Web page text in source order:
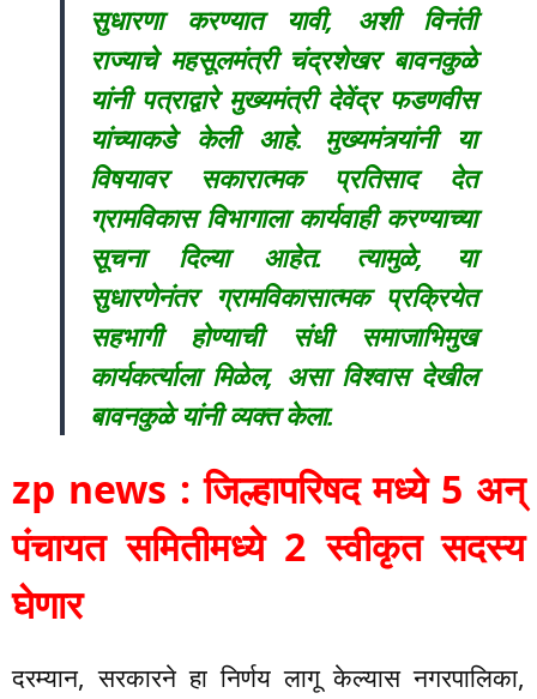
सुधारणा करण्यात यावी, अशी विनंती
राज्याचे महसूलमंत्री चंद्रशेखर बावनकुळे
यांनी पत्राद्वारे मुख्यमंत्री देवेंद्र फडणवीस
यांच्याकडे केली आहे. मुख्यमंत्र्यांनी या
विषयावर सकारात्मक प्रतिसाद देत
ग्रामविकास विभागाला कार्यवाही करण्याच्या
सूचना दिल्या आहेत. त्यामुळे, या
सुधारणेनंतर ग्रामविकासात्मक प्रक्रियेत
सहभागी होण्याची संधी समाजाभिमुख
कार्यकर्त्याला मिळेल, असा विश्वास देखील
बावनकुळे यांनी व्यक्त केला.
zp news : जिल्हापरिषद मध्ये 5 अन्
पंचायत समितीमध्ये 2 स्वीकृत सदस्य
घेणार
दरम्यान, सरकारने हा निर्णय लागू केल्यास नगरपालिका,